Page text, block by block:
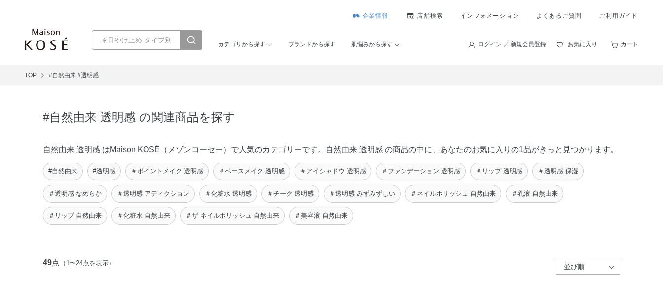
企業情報 店舗検索 インフォメーション よくあるご質問 ご利用ガイド
カテゴリから探す ブランドから探す 肌悩みから探す ログイン ／ 新規会員登録 お気に入り カート
TOP #自然由来 #透明感
#自然由来 透明感 の関連商品を探す
自然由来 透明感 はMaison KOSÉ（メゾンコーセー）で人気のカテゴリーです。自然由来 透明感 の商品の中に、あなたのお気に入りの1品がきっと見つかります。
#自然由来 #透明感 ＃ポイントメイク 透明感 ＃ベースメイク 透明感 ＃アイシャドウ 透明感 ＃ファンデーション 透明感 ＃リップ 透明感 ＃透明感 保湿
＃透明感 なめらか ＃透明感 アディクション ＃化粧水 透明感 ＃チーク 透明感 ＃透明感 みずみずしい ＃ネイルポリッシュ 自然由来 ＃乳液 自然由来
＃リップ 自然由来 ＃化粧水 自然由来 ＃ザ ネイルポリッシュ 自然由来 ＃美容液 自然由来
49点 （1〜24点を表示）